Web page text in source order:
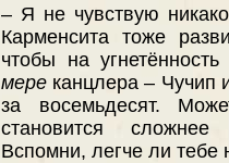
– Я не чувствую
Карменсита тоже
чтобы на
мере канцлера – Чучип
за восемьдесят.
становится
Вспомни, легче ли тебе